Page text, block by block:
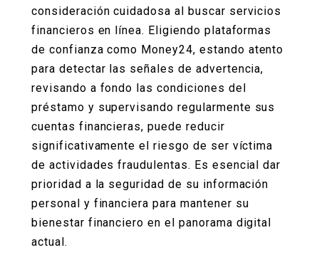
consideración cuidadosa al buscar servicios
financieros en línea. Eligiendo plataformas
de confianza como Money24, estando atento
para detectar las señales de advertencia,
revisando a fondo las condiciones del
préstamo y supervisando regularmente sus
cuentas financieras, puede reducir
significativamente el riesgo de ser víctima
de actividades fraudulentas. Es esencial dar
prioridad a la seguridad de su información
personal y financiera para mantener su
bienestar financiero en el panorama digital
actual.